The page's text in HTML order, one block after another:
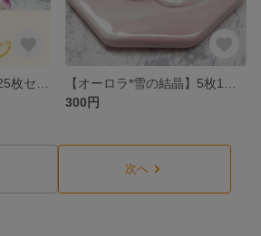
300円
次へ